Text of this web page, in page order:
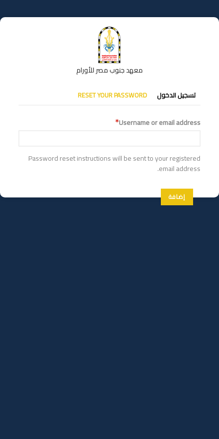
إلى
المحتوى
معهد جنوب مصر للأورام
التبويبات
الأساسية
تسجيل الدخول RESET YOUR PASSWORD
Username or email address
Password reset instructions will be sent to your registered
email address.